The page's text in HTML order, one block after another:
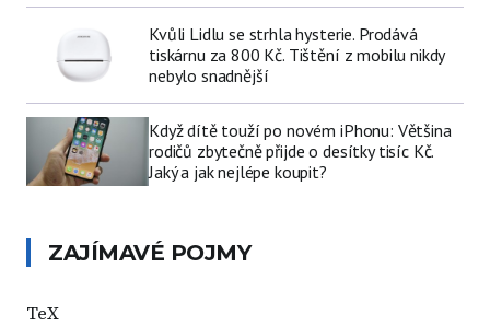
Kvůli Lidlu se strhla hysterie. Prodává
tiskárnu za 800 Kč. Tištění z mobilu nikdy
nebylo snadnější
Když dítě touží po novém iPhonu: Většina
rodičů zbytečně přijde o desítky tisíc Kč.
Jaký a jak nejlépe koupit?
ZAJÍMAVÉ POJMY
TeX